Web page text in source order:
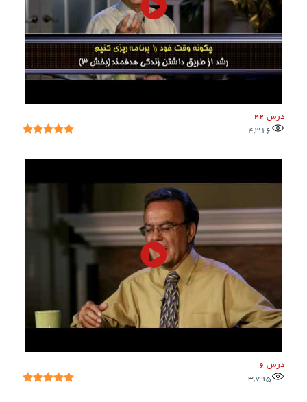
درس 22
4,316
درس 6
3,795